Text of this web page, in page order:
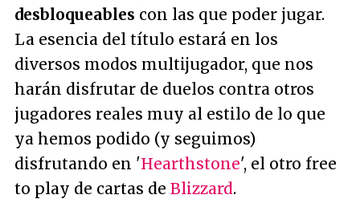
desbloqueables con las que poder jugar.
La esencia del título estará en los
diversos modos multijugador, que nos
harán disfrutar de duelos contra otros
jugadores reales muy al estilo de lo que
ya hemos podido (y seguimos)
disfrutando en 'Hearthstone', el otro free
to play de cartas de Blizzard.